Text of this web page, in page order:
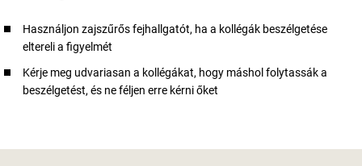
Használjon zajszűrős fejhallgatót, ha a kollégák beszélgetése
eltereli a figyelmét
Kérje meg udvariasan a kollégákat, hogy máshol folytassák a
beszélgetést, és ne féljen erre kérni őket